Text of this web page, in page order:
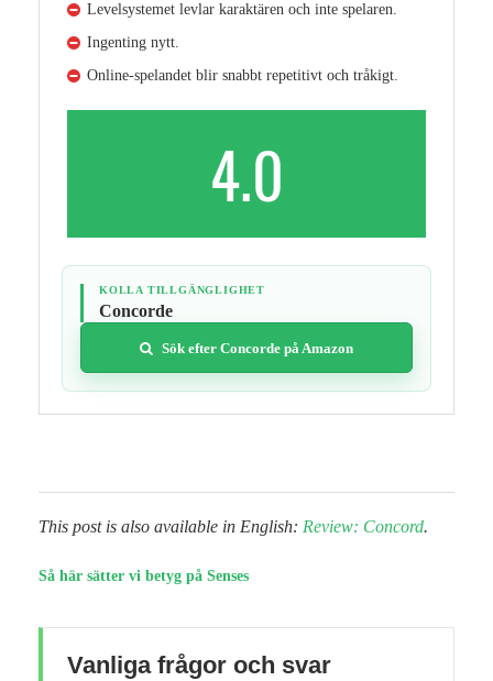
Levelsystemet levlar karaktären och inte spelaren.
Ingenting nytt.
Online-spelandet blir snabbt repetitivt och tråkigt.
4.0
KOLLA TILLGÄNGLIGHET
Concorde
Sök efter Concorde på Amazon
This post is also available in English: Review: Concord.
Så här sätter vi betyg på Senses
Vanliga frågor och svar